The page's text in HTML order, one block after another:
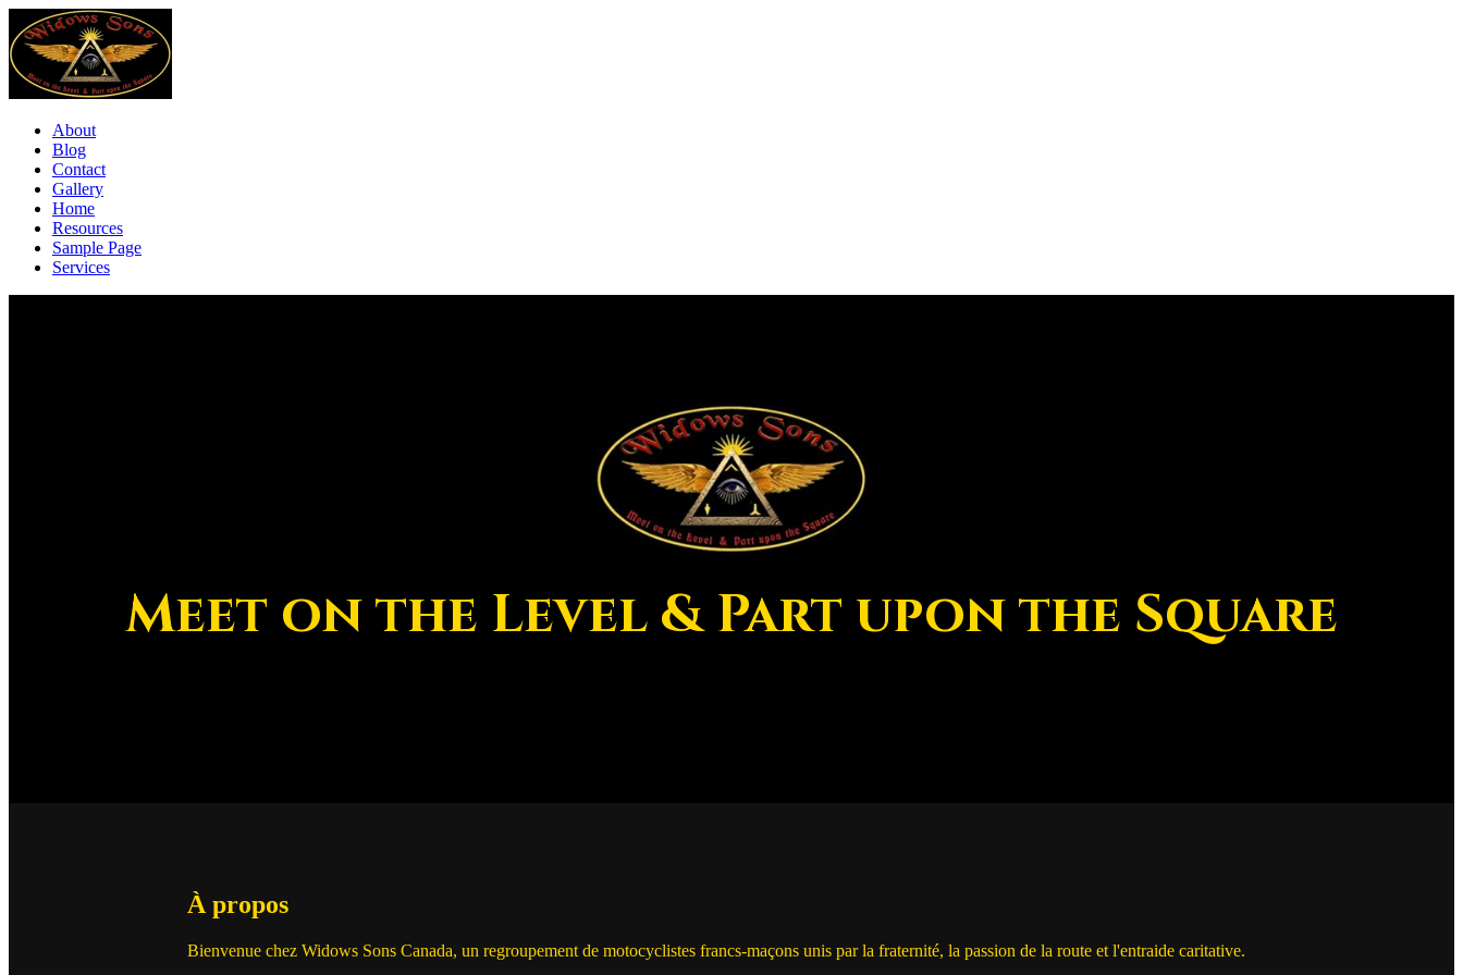
About
Blog
Contact
Gallery
Home
Resources
Sample Page
Services
Meet on the Level & Part upon the Square
À propos
Bienvenue chez Widows Sons Canada, un regroupement de motocyclistes francs-maçons unis par la fraternité, la passion de la route et l'entraide caritative.